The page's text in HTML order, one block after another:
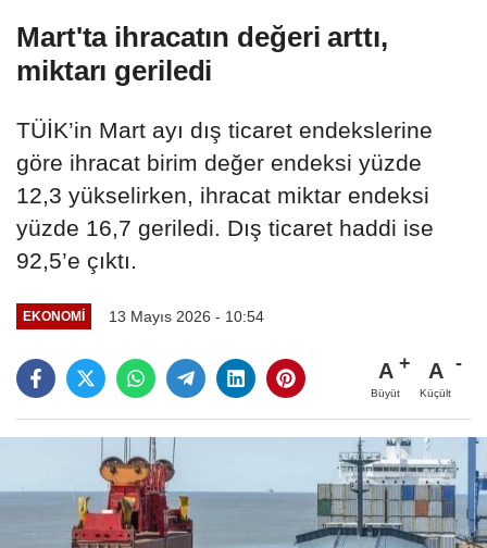
Mart'ta ihracatın değeri arttı,
miktarı geriledi
TÜİK’in Mart ayı dış ticaret endekslerine
göre ihracat birim değer endeksi yüzde
12,3 yükselirken, ihracat miktar endeksi
yüzde 16,7 geriledi. Dış ticaret haddi ise
92,5’e çıktı.
EKONOMI 13 Mayıs 2026 - 10:54
A
Büyüt
A
Küçült